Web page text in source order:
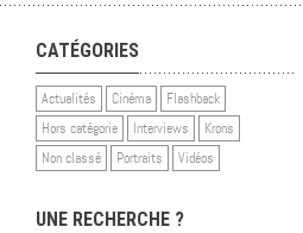
CATÉGORIES
Actualités Cinéma
Flashback
Hors catégorie
Interviews
Krons
Non classé
Portraits Vidéos
UNE RECHERCHE ?